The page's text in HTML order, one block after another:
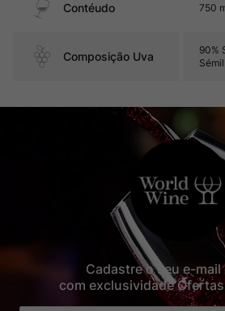
Contéudo 750
Composição Uva
90%
Cadastre o seu e-mail
com exclusividade